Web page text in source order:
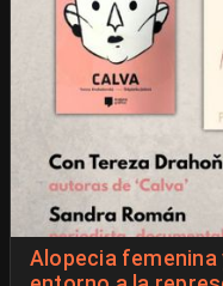
Alopecia femenina